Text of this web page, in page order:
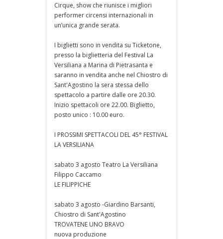
Cirque, show che riunisce i migliori
performer circensi internazionali in
un’unica grande serata.
I biglietti sono in vendita su Ticketone,
presso la biglietteria del Festival La
Versiliana a Marina di Pietrasanta e
saranno in vendita anche nel Chiostro di
Sant'Agostino la sera stessa dello
spettacolo a partire dalle ore 20.30.
Inizio spettacoli ore 22.00. Biglietto,
posto unico : 10.00 euro.
I PROSSIMI SPETTACOLI DEL 45° FESTIVAL
LA VERSILIANA
sabato 3 agosto Teatro La Versiliana
Filippo Caccamo
LE FILIPPICHE
sabato 3 agosto -Giardino Barsanti,
Chiostro di Sant'Agostino
TROVATENE UNO BRAVO
nuova produzione